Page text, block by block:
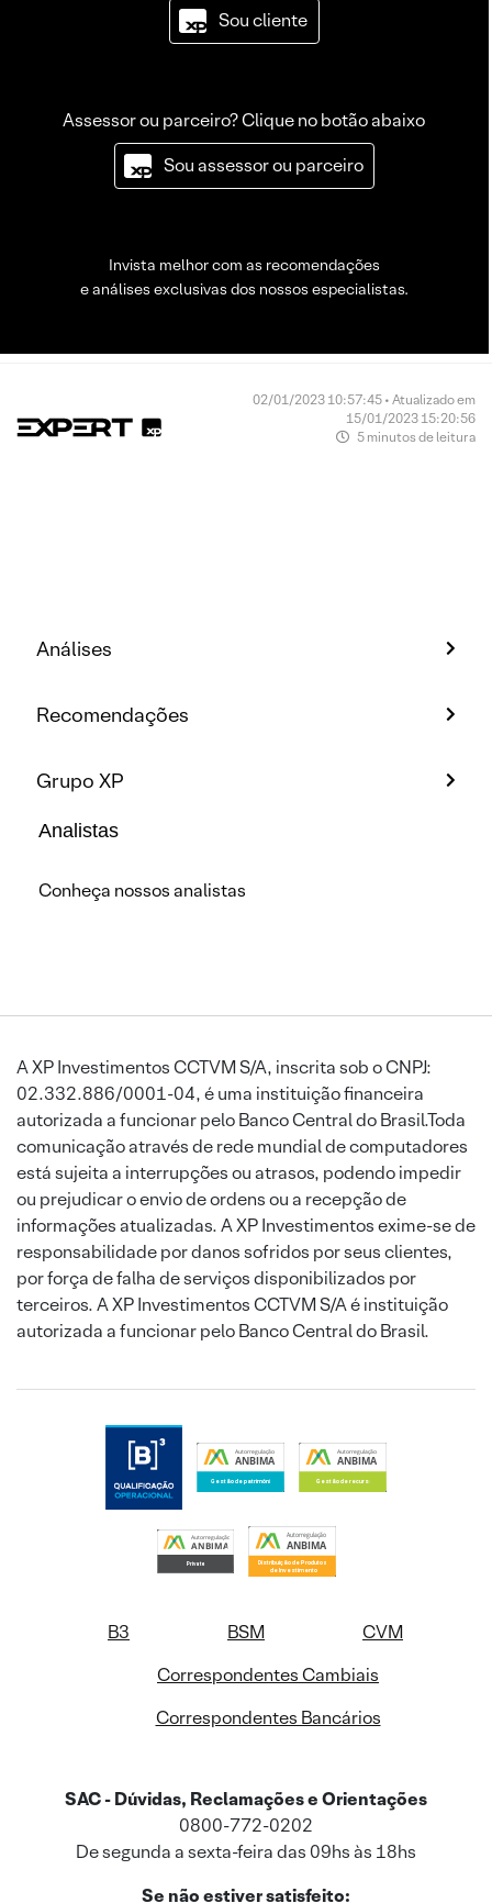
Sou cliente
Assessor ou parceiro? Clique no botão abaixo
Sou assessor ou parceiro
Invista melhor com as recomendações
e análises exclusivas dos nossos especialistas.
02/01/2023 10:57:45 • Atualizado em
15/01/2023 15:20:56
5 minutos de leitura
Análises
Recomendações
Grupo XP
Analistas
Conheça nossos analistas
A XP Investimentos CCTVM S/A, inscrita sob o CNPJ:
02.332.886/0001-04, é uma instituição financeira
autorizada a funcionar pelo Banco Central do Brasil.Toda
comunicação através de rede mundial de computadores
está sujeita a interrupções ou atrasos, podendo impedir
ou prejudicar o envio de ordens ou a recepção de
informações atualizadas. A XP Investimentos exime-se de
responsabilidade por danos sofridos por seus clientes,
por força de falha de serviços disponibilizados por
terceiros. A XP Investimentos CCTVM S/A é instituição
autorizada a funcionar pelo Banco Central do Brasil.
B3 BSM
CVM
Correspondentes Cambiais
Correspondentes Bancários
SAC - Dúvidas, Reclamações e Orientações
0800-772-0202
De segunda a sexta-feira das 09hs às 18hs
Se não estiver satisfeito: